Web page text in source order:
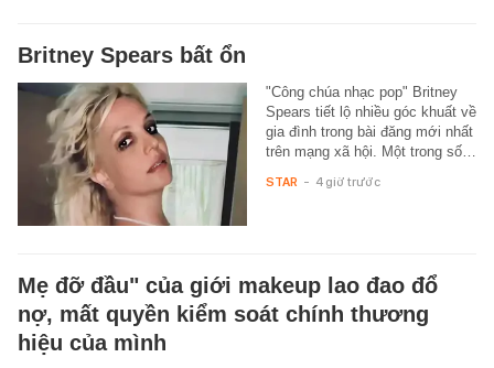
Britney Spears bất ổn
"Công chúa nhạc pop" Britney
Spears tiết lộ nhiều góc khuất về
gia đình trong bài đăng mới nhất
trên mạng xã hội. Một trong số…
STAR - 4 giờ trước
Mẹ đỡ đầu" của giới makeup lao đao đổ
nợ, mất quyền kiểm soát chính thương
hiệu của mình